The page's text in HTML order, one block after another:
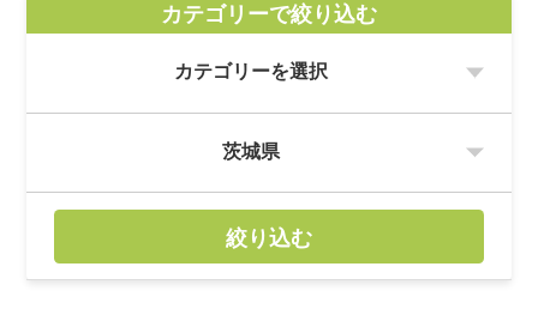
カテゴリーで絞り込む
絞り込む